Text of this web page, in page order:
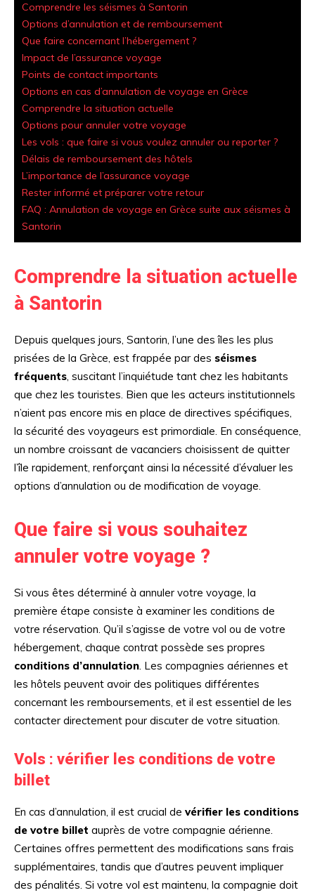
Comprendre les séismes à Santorin
Options d’annulation et de remboursement
Que faire concernant l’hébergement ?
Impact de l’assurance voyage
Points de contact importants
Options en cas d’annulation de voyage en Grèce
Comprendre la situation actuelle
Options pour annuler votre voyage
Les vols : que faire si vous voulez annuler ou reporter ?
Délais de remboursement des hôtels
L’importance de l’assurance voyage
Rester informé et préparer votre retour
FAQ : Annulation de voyage en Grèce suite aux séismes à
Santorin
Comprendre la situation actuelle
à Santorin
Depuis quelques jours, Santorin, l’une des îles les plus
prisées de la Grèce, est frappée par des séismes
fréquents , suscitant l’inquiétude tant chez les habitants
que chez les touristes. Bien que les acteurs institutionnels
n’aient pas encore mis en place de directives spécifiques,
la sécurité des voyageurs est primordiale. En conséquence,
un nombre croissant de vacanciers choisissent de quitter
l’île rapidement, renforçant ainsi la nécessité d’évaluer les
options d’annulation ou de modification de voyage.
Que faire si vous souhaitez
annuler votre voyage ?
Si vous êtes déterminé à annuler votre voyage, la
première étape consiste à examiner les conditions de
votre réservation. Qu’il s’agisse de votre vol ou de votre
hébergement, chaque contrat possède ses propres
conditions d’annulation . Les compagnies aériennes et
les hôtels peuvent avoir des politiques différentes
concernant les remboursements, et il est essentiel de les
contacter directement pour discuter de votre situation.
Vols : vérifier les conditions de votre
billet
En cas d’annulation, il est crucial de vérifier les conditions
de votre billet auprès de votre compagnie aérienne.
Certaines offres permettent des modifications sans frais
supplémentaires, tandis que d’autres peuvent impliquer
des pénalités. Si votre vol est maintenu, la compagnie doit